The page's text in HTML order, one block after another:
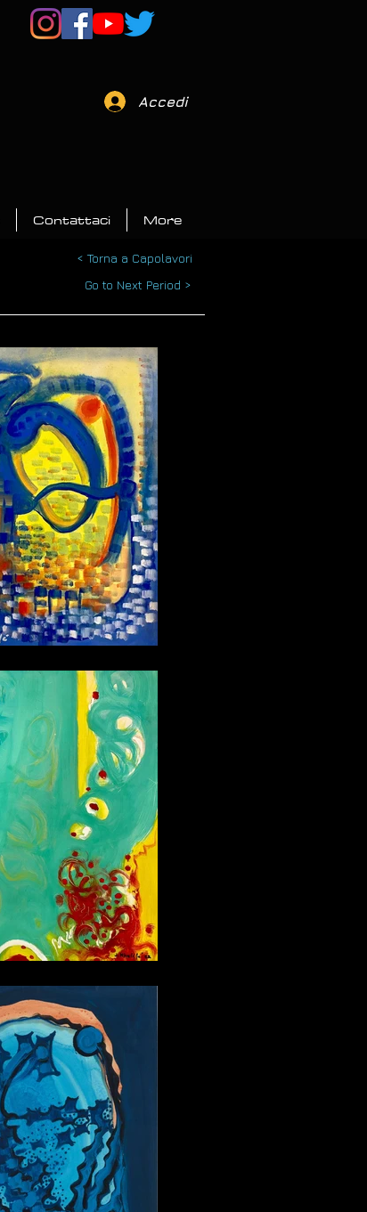
Accedi
Contattaci More
< Torna a Capolavori
Go to Next Period >